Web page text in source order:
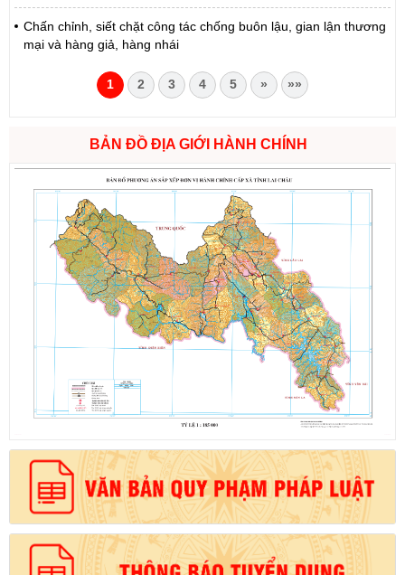
Chấn chỉnh, siết chặt công tác chống buôn lậu, gian lận thương
mại và hàng giả, hàng nhái
1 2 3 4 5 » »»
BẢN ĐỒ ĐỊA GIỚI HÀNH CHÍNH
Số:
6731/UBND-KTN
Tên: (Công văn V/v triển khai thực hiện Nghị định số
sung một số điều của Nghị định số 32/2024/NĐ-CP ngày
15/3/2024 của Chính phủ về quản lý, phát triển cụm công nghiệp)
(Quyết định Về việc công bố thủ tục hành chính được sửa
đổi, bổ sung và phê duyệt Quy trình nội bộ giải quyết trong lĩnh
vực thành lập và hoạt động của hộ kinh doanh thuộc phạm vi
chức năng quản lý của Sở Tài chính)
Ngày ban hành: (05/08/2026) - Ngày hiệu lực: (05/08/2026)
1705/QĐ-UBND
(Quyết định Về việc công bố thủ tục hành chính sửa đổi, bổ
sung và phê duyệt Quy trình nội bộ giải quyết thủ tục hành chính
trong lĩnh vực đấu thầu lựa chọn nhà đầu tư thuộc phạm vi chức
năng quản lý của Sở Tài chính)
Ngày ban hành: (05/08/2026) Ngày hiệu lực: (05/08/2026)
Tên:(Quyết định Về việc công bố thủ tục hành chính mới ban
hành và Phê duyệt quy trình nội bộ giải quyết lĩnh vực đăng ký
hoạt động của Ngân hàng Chính sách xã hội thuộc phạm vi chức
năng quản lý của Sở Tài chính)
Ngày ban hành: (05/08/2026) -Ngày hiệu lực: (05/08/2026)